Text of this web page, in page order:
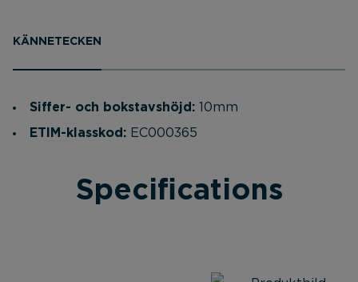
enligt ASME-Standard. Symboler enligt DIN 1451
och internationell ögonskydds-symbol. Levereras i
en stark slagtålig plastlåda. Lösa stämplar går att
KÄNNETECKEN
Siffer- och bokstavshöjd: 10mm
ETIM-klasskod: EC000365
Specifications